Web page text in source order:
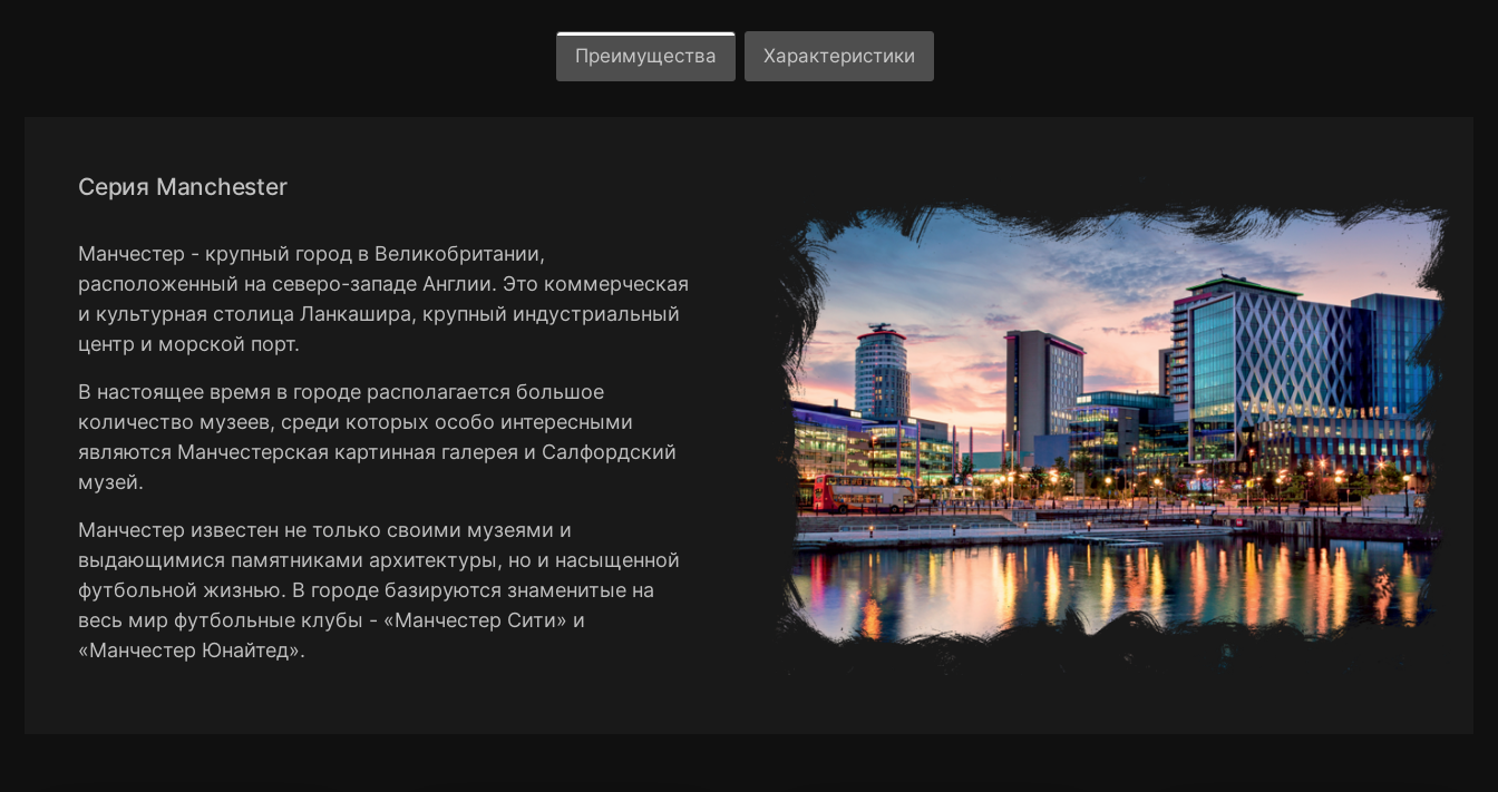
Преимущества Характеристики
Серия Manchester
Манчестер - крупный город в Великобритании,
расположенный на северо-западе Англии. Это коммерческая
и культурная столица Ланкашира, крупный индустриальный
центр и морской порт.
В настоящее время в городе располагается большое
количество музеев, среди которых особо интересными
являются Манчестерская картинная галерея и Салфордский
музей.
Манчестер известен не только своими музеями и
выдающимися памятниками архитектуры, но и насыщенной
футбольной жизнью. В городе базируются знаменитые на
весь мир футбольные клубы - «Манчестер Сити» и
«Манчестер Юнайтед».